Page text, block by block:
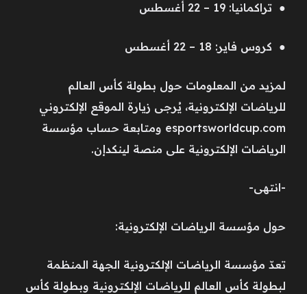
● تراكمانيا: 19 – 22 أغسطس
● كروس فاير: 18 – 22 أغسطس
لمزيد من المعلومات حول بطولة كأس العالم
للرياضات الإلكترونية، يُرجى زيارة الموقع الإلكتروني
esportsworldcup.com ومتابعة حساب مؤسسة
الرياضات الإلكترونية على منصة لينكدإن.
-انتهى-
حول مؤسسة الرياضات الإلكترونية:
تعدّ مؤسسة الرياضات الإلكترونية الجهة المنظمة
لبطولة كأس العالم للرياضات الإلكترونية وبطولة كأس